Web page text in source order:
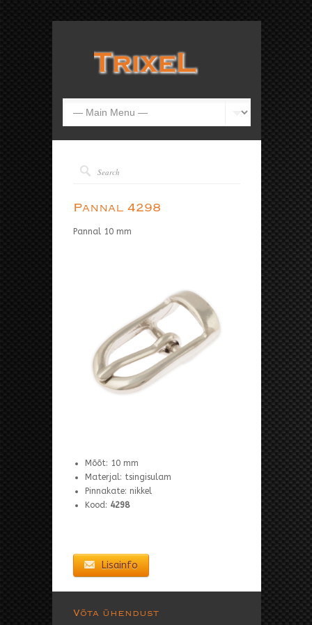
Pannal 4298
Pannal 10 mm
Mõõt: 10 mm
Materjal: tsingisulam
Pinnakate: nikkel
Kood: 4298
Lisainfo
Võta ühendust